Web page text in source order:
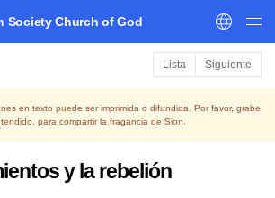
Society Church of God
Lista Siguiente
en texto puede ser imprimida o difundida. Por favor, grabe
para compartir la fragancia de Sion.
y la rebelión